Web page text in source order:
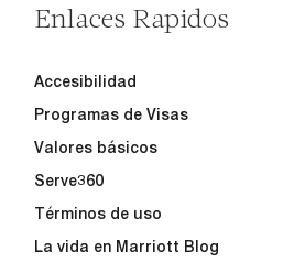
Enlaces Rapidos
Accesibilidad
Programas de Visas
Valores básicos
Serve360
Términos de uso
La vida en Marriott Blog